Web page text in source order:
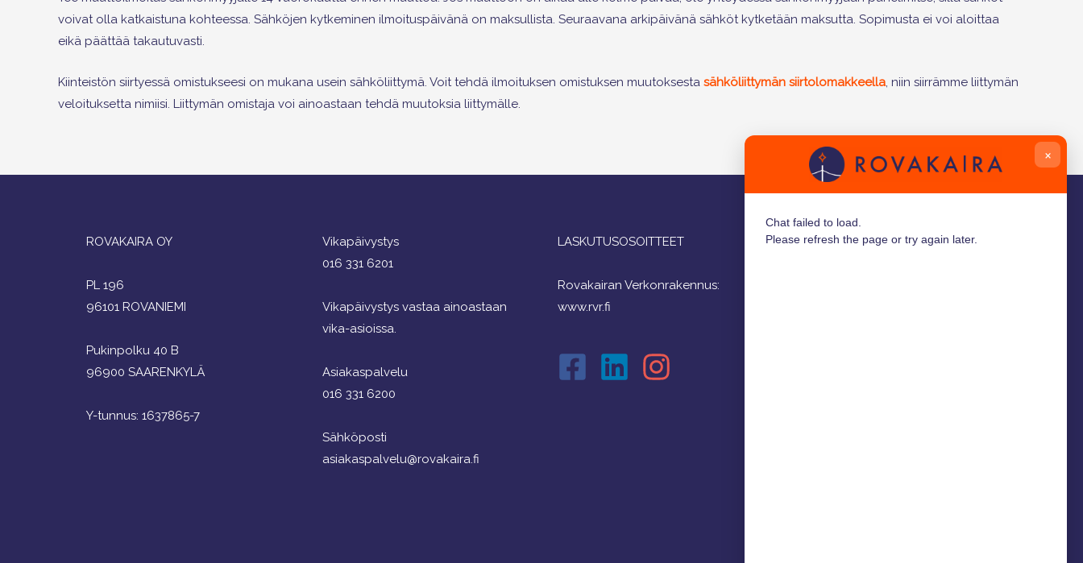
voivat olla katkaistuna kohteessa. Sähköjen kytkeminen ilmoituspäivänä on maksullista. Seuraavana arkipäivänä sähköt kytketään maksutta. Sopimusta ei voi aloittaa
eikä päättää takautuvasti.
Kiinteistön siirtyessä omistukseesi on mukana usein sähköliittymä. Voit tehdä ilmoituksen omistuksen muutoksesta sähköliittymän siirtolomakkeella, niin siirrämme liittymän
veloituksetta nimiisi. Liittymän omistaja voi ainoastaan tehdä muutoksia liittymälle.
ROVAKAIRA OY
PL 196
96101 ROVANIEMI
Pukinpolku 40 B
96900 SAARENKYLÄ
Y-tunnus: 1637865-7
Vikapäivystys
016 331 6201
Vikapäivystys vastaa ainoastaan
vika-asioissa.
Asiakaspalvelu
016 331 6200
Sähköposti
asiakaspalvelu@rovakaira.fi
LASKUTUSOSOITTEET
Rovakairan Verkonrakennus:
www.rvr.fi
×
Chat failed to load.
Please refresh the page or try again later.